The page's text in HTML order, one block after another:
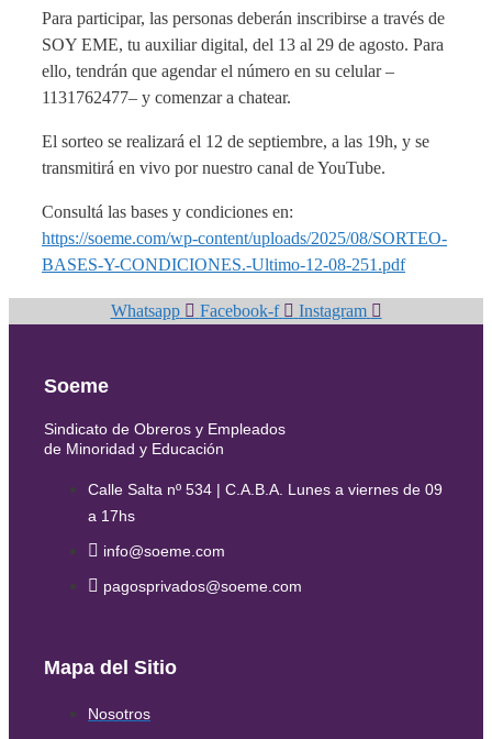
Para participar, las personas deberán inscribirse a través de
SOY EME, tu auxiliar digital, del 13 al 29 de agosto. Para
ello, tendrán que agendar el número en su celular –
1131762477– y comenzar a chatear.
El sorteo se realizará el 12 de septiembre, a las 19h, y se
transmitirá en vivo por nuestro canal de YouTube.
Consultá las bases y condiciones en:
https://soeme.com/wp-content/uploads/2025/08/SORTEO-
BASES-Y-CONDICIONES.-Ultimo-12-08-251.pdf
Whatsapp Facebook-f Instagram
Soeme
Sindicato de Obreros y Empleados
de Minoridad y Educación
Calle Salta nº 534 | C.A.B.A. Lunes a viernes de 09
a 17hs
info@soeme.com
pagosprivados@soeme.com
Mapa del Sitio
Nosotros